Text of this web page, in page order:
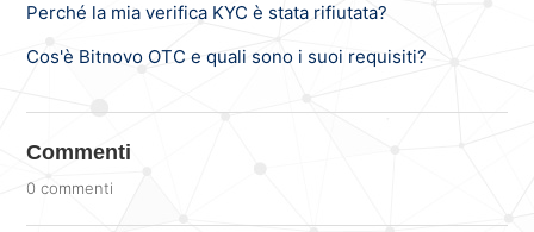
Perché la mia verifica KYC è stata rifiutata?
Cos'è Bitnovo OTC e quali sono i suoi requisiti?
Commenti
0 commenti